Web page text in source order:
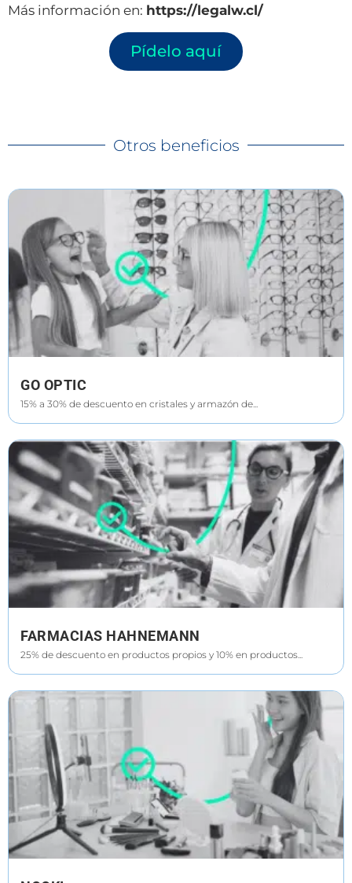
Más información en: https://legalw.cl/
Pídelo aquí
Otros beneficios
GO OPTIC
15% a 30% de descuento en cristales y armazón de...
FARMACIAS HAHNEMANN
25% de descuento en productos propios y 10% en productos...